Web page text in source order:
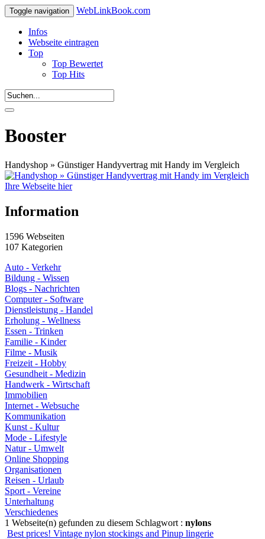
Toggle navigation WebLinkBook.com
Infos
Webseite eintragen
Top
Top Bewertet
Top Hits
Booster
Handyshop » Günstiger Handyvertrag mit Handy im Vergleich
Ihre Webseite hier
Information
1596 Webseiten
107 Kategorien
Auto - Verkehr
Bildung - Wissen
Blogs - Nachrichten
Computer - Software
Dienstleistung - Handel
Erholung - Wellness
Essen - Trinken
Familie - Kinder
Filme - Musik
Freizeit - Hobby
Gesundheit - Medizin
Handwerk - Wirtschaft
Immobilien
Internet - Websuche
Kommunikation
Kunst - Kultur
Mode - Lifestyle
Natur - Umwelt
Online Shopping
Organisationen
Reisen - Urlaub
Sport - Vereine
Unterhaltung
Verschiedenes
1 Webseite(n) gefunden zu diesem Schlagwort : nylons
Best prices! Vintage nylon stockings and Pinup lingerie